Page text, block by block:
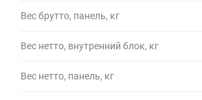
Вес брутто, панель, кг
Вес нетто, внутренний блок, кг
Вес нетто, панель, кг